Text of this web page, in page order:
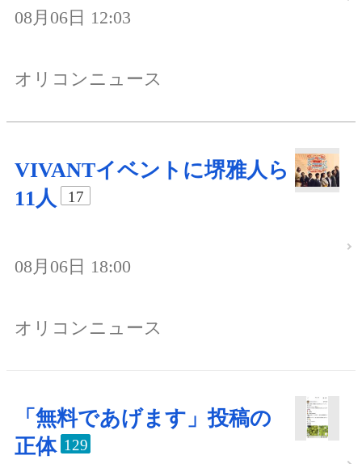
08月06日 12:03
オリコンニュース
VIVANTイベントに堺雅人ら
11人
17
08月06日 18:00
オリコンニュース
「無料であげます」投稿の
正体 129